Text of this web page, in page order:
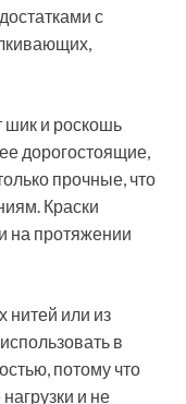
с
шик и роскошь
дорогостоящие,
прочные, что
Краски
на протяжении
нитей или из
в
потому что
и не